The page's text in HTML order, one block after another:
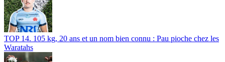
TOP 14. 105 kg, 20 ans et un nom bien connu : Pau pioche chez les
Waratahs